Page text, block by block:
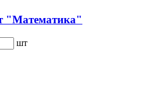
"Математика"
шт